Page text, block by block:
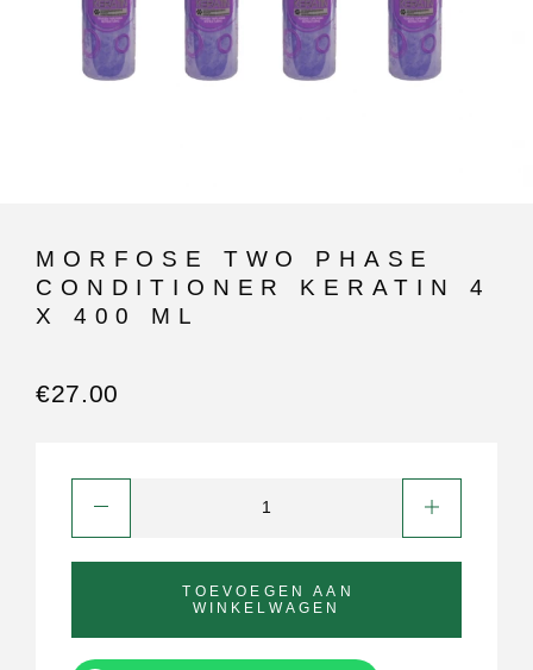
MORFOSE TWO PHASE
CONDITIONER KERATIN 4
X 400 ML
€27.00
TOEVOEGEN AAN
WINKELWAGEN